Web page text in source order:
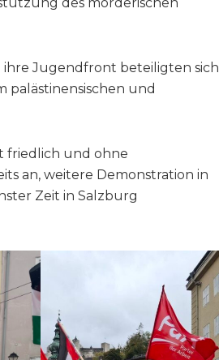
ihre Jugendfront beteiligten sich
palästinensischen und
friedlich und ohne
an, weitere Demonstration in
Zeit in Salzburg